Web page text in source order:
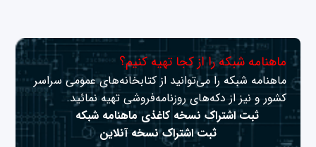
ماهنامه شبکه را از کجا تهیه کنیم؟
ماهنامه شبکه را می‌توانید از کتابخانه‌های عمومی سراسر
کشور و نیز از دکه‌های روزنامه‌فروشی تهیه نمائید.
ثبت اشتراک نسخه کاغذی ماهنامه شبکه
ثبت اشتراک نسخه آنلاین